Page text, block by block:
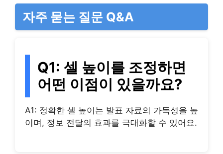
자주 묻는 질문 Q&A
Q1: 셀 높이를 조정하면
어떤 이점이 있을까요?
A1: 정확한 셀 높이는 발표 자료의 가독성을 높
이며, 정보 전달의 효과를 극대화할 수 있어요.